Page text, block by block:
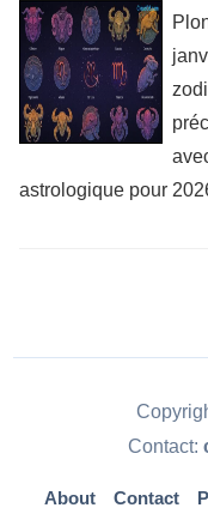
astrologique pour
Contact:
About Contact